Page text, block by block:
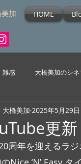
加 HOME
雑感 大橋美加のシ
更
大橋美加 2025年5月29日
周年を迎えるラジ